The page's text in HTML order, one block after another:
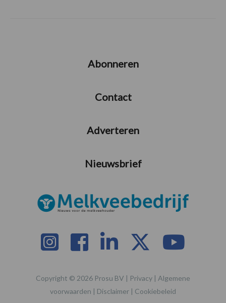
Abonneren
Contact
Adverteren
Nieuwsbrief
Copyright © 2026 Prosu BV | Privacy | Algemene
voorwaarden | Disclaimer | Cookiebeleid